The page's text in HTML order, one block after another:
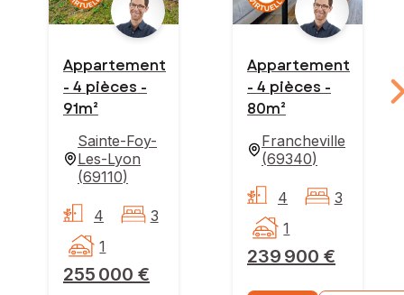
Appartement
- 4 pièces -
91m²
Sainte-Foy-
Les-Lyon
(69110)
255 000 €
4
3
1
Appartement
- 4 pièces -
80m²
Francheville
(69340)
239 900 €
4
3
1